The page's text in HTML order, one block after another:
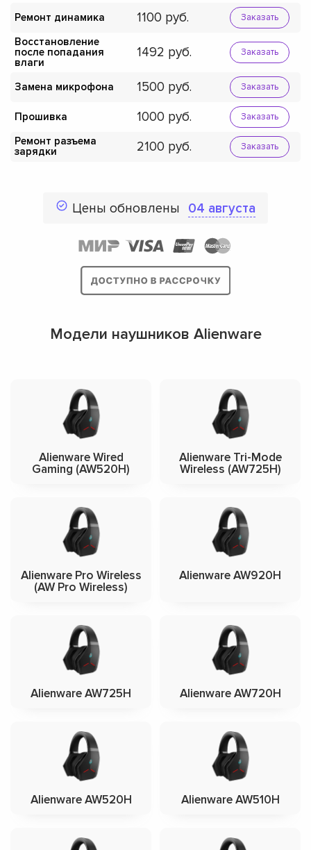
Ремонт динамика 1100 Заказать
Восстановление
после попадания
влаги
1492 Заказать
Замена микрофона 1500 Заказать
Прошивка 1000 Заказать
Ремонт разъема
зарядки
2100 Заказать
Цены обновлены 04 августа
Модели наушников Alienware
Alienware Wired
Gaming (AW520H)
Alienware Tri-Mode
Wireless (AW725H)
Alienware Pro Wireless
(AW Pro Wireless)
Alienware AW920H
Alienware AW725H Alienware AW720H
Alienware AW520H Alienware AW510H